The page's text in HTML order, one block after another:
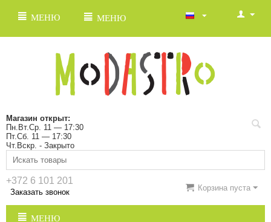
МЕНЮ МЕНЮ
Магазин открыт:
Пн.Вт.Ср. 11 — 17:30
Пт.Сб. 11 — 17:30
Чт.Вскр. - Закрыто
+372 6 101 201
Заказать звонок Корзина пуста
МЕНЮ